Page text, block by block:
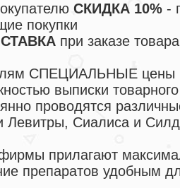
СКИДКА 10% -
покупки
при заказе
СПЕЦИАЛЬНЫЕ цены
выписки
проводятся
Левитры, Сиалиса и
прилагают
препаратов удобным